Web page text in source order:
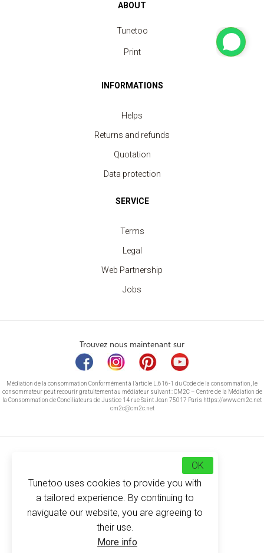
ABOUT
Tunetoo
Print
INFORMATIONS
Helps
Returns and refunds
Quotation
Data protection
SERVICE
Terms
Legal
Web Partnership
Jobs
Trouvez nous maintenant sur
Médiation de la consommation Conformément à l’article L.616-1 du Code de la consommation, le
consommateur peut recourir gratuitement au médiateur suivant : CM2C – Centre de la Médiation de
la Consommation de Conciliateurs de Justice 14 rue Saint Jean 75017 Paris https://www.cm2c.net
cm2c@cm2c.net
© Copyright 2026
Tunetoo uses cookies to provide you with
a tailored experience. By continuing to
naviguate our website, you are agreeing to
their use.
More info
OK